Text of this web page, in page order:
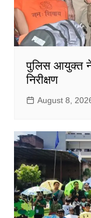
पुलिस आयुक्त ने
निरीक्षण
August 8,